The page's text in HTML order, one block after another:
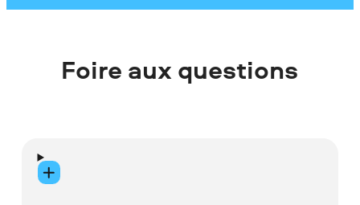
Foire aux questions